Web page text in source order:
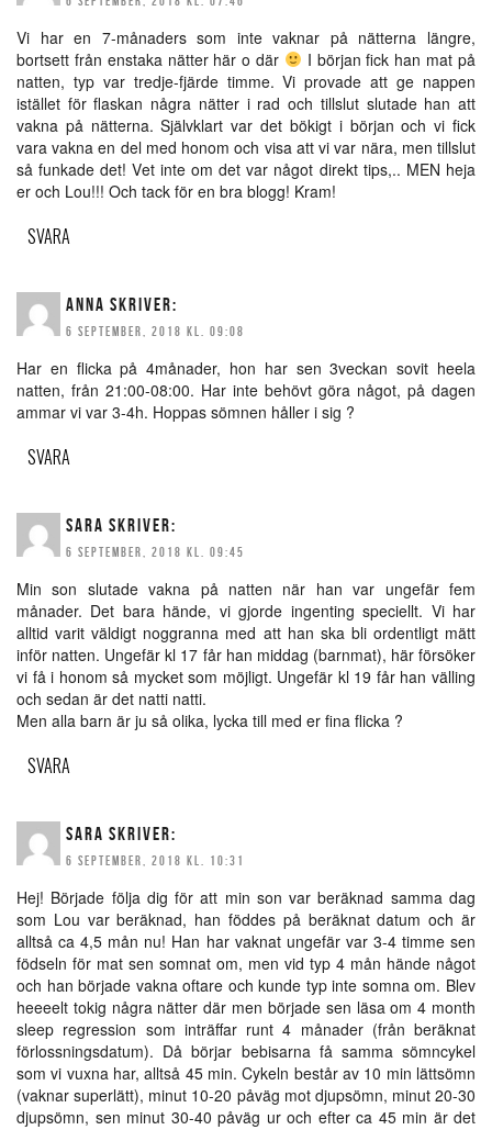
Vi har en 7-månaders som inte vaknar på nätterna längre,
bortsett från enstaka nätter här o där
I början fick han mat på
natten, typ var tredje-fjärde timme. Vi provade att ge nappen
istället för flaskan några nätter i rad och tillslut slutade han att
vakna på nätterna. Självklart var det bökigt i början och vi fick
vara vakna en del med honom och visa att vi var nära, men tillslut
så funkade det! Vet inte om det var något direkt tips,.. MEN heja
er och Lou!!! Och tack för en bra blogg! Kram!
SVARA
ANNA SKRIVER:
6 SEPTEMBER, 2018 KL. 09:08
Har en flicka på 4månader, hon har sen 3veckan sovit heela
natten, från 21:00-08:00. Har inte behövt göra något, på dagen
ammar vi var 3-4h. Hoppas sömnen håller i sig ?
SVARA
SARA SKRIVER:
6 SEPTEMBER, 2018 KL. 09:45
Min son slutade vakna på natten när han var ungefär fem
månader. Det bara hände, vi gjorde ingenting speciellt. Vi har
alltid varit väldigt noggranna med att han ska bli ordentligt mätt
inför natten. Ungefär kl 17 får han middag (barnmat), här försöker
vi få i honom så mycket som möjligt. Ungefär kl 19 får han välling
och sedan är det natti natti.
Men alla barn är ju så olika, lycka till med er fina flicka ?
SVARA
SARA SKRIVER:
6 SEPTEMBER, 2018 KL. 10:31
Hej! Började följa dig för att min son var beräknad samma dag
som Lou var beräknad, han föddes på beräknat datum och är
alltså ca 4,5 mån nu! Han har vaknat ungefär var 3-4 timme sen
födseln för mat sen somnat om, men vid typ 4 mån hände något
och han började vakna oftare och kunde typ inte somna om. Blev
heeeelt tokig några nätter där men började sen läsa om 4 month
sleep regression som inträffar runt 4 månader (från beräknat
förlossningsdatum). Då börjar bebisarna få samma sömncykel
som vi vuxna har, alltså 45 min. Cykeln består av 10 min lättsömn
(vaknar superlätt), minut 10-20 påväg mot djupsömn, minut 20-30
djupsömn, sen minut 30-40 påväg ur och efter ca 45 min är det